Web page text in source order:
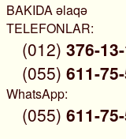
BAKIDA əlaqə
TELEFONLAR:
(012) 376-
(055) 611-
WhatsApp:
(055) 611-